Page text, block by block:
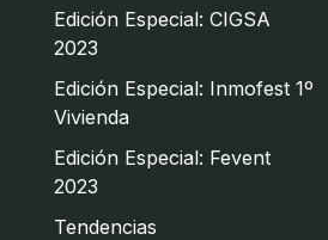
Edición Especial: CIGSA
2023
Edición Especial: Inmofest 1º
Vivienda
Edición Especial: Fevent
2023
Tendencias